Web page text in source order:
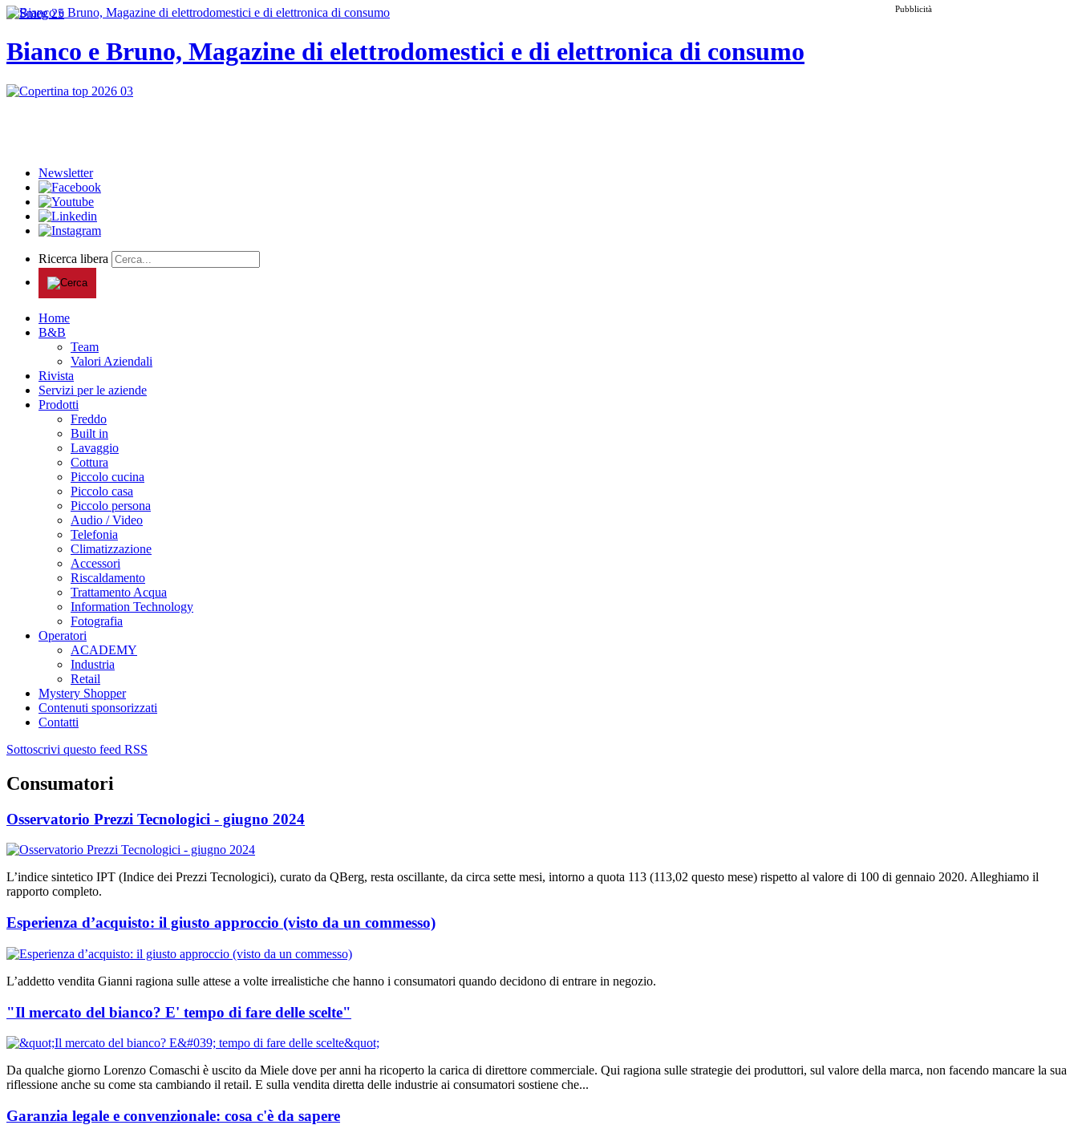
Pubblicità
Bianco e Bruno, Magazine di elettrodomestici e di elettronica di consumo
Newsletter
Ricerca libera
Home
B&B
Team
Valori Aziendali
Rivista
Servizi per le aziende
Prodotti
Freddo
Built in
Lavaggio
Cottura
Piccolo cucina
Piccolo casa
Piccolo persona
Audio / Video
Telefonia
Climatizzazione
Accessori
Riscaldamento
Trattamento Acqua
Information Technology
Fotografia
Operatori
ACADEMY
Industria
Retail
Mystery Shopper
Contenuti sponsorizzati
Contatti
Sottoscrivi questo feed RSS
Consumatori
Osservatorio Prezzi Tecnologici - giugno 2024
L’indice sintetico IPT (Indice dei Prezzi Tecnologici), curato da QBerg, resta oscillante, da circa sette mesi, intorno a quota 113 (113,02 questo mese) rispetto al valore di 100 di gennaio 2020. Alleghiamo il
rapporto completo.
Esperienza d’acquisto: il giusto approccio (visto da un commesso)
L’addetto vendita Gianni ragiona sulle attese a volte irrealistiche che hanno i consumatori quando decidono di entrare in negozio.
"Il mercato del bianco? E' tempo di fare delle scelte"
Da qualche giorno Lorenzo Comaschi è uscito da Miele dove per anni ha ricoperto la carica di direttore commerciale. Qui ragiona sulle strategie dei produttori, sul valore della marca, non facendo mancare la sua
riflessione anche su come sta cambiando il retail. E sulla vendita diretta delle industrie ai consumatori sostiene che...
Garanzia legale e convenzionale: cosa c'è da sapere